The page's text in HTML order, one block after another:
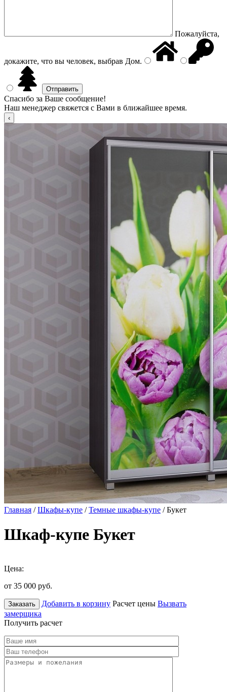
Пожалуйста,
докажите, что вы человек, выбрав Дом.
Спасибо за Ваше сообщение!
Наш менеджер свяжется с Вами в ближайшее время.
Главная /Шкафы-купе /Темные шкафы-купе / Букет
Шкаф-купе Букет
Цена:
от 35 000 руб.
Заказать Добавить в корзину Расчет цены Вызвать
замерщика
Получить расчет